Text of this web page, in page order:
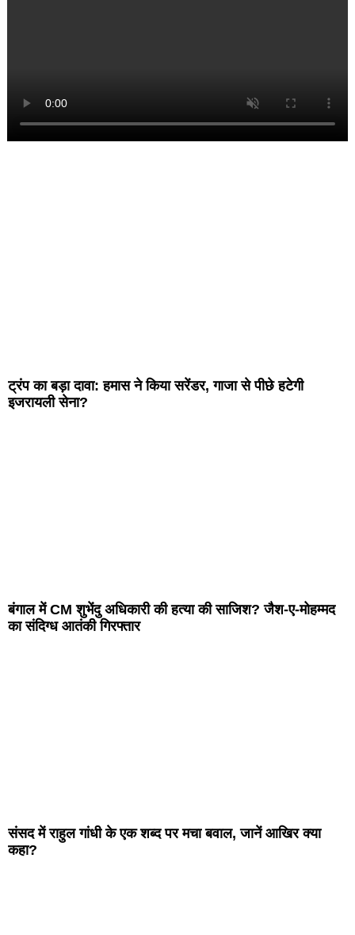
ट्रंप का बड़ा दावा: हमास ने किया सरेंडर, गाजा से पीछे हटेगी
इजरायली सेना?
बंगाल में CM शुभेंदु अधिकारी की हत्या की साजिश? जैश-ए-मोहम्मद
का संदिग्ध आतंकी गिरफ्तार
संसद में राहुल गांधी के एक शब्द पर मचा बवाल, जानें आखिर क्या
कहा?